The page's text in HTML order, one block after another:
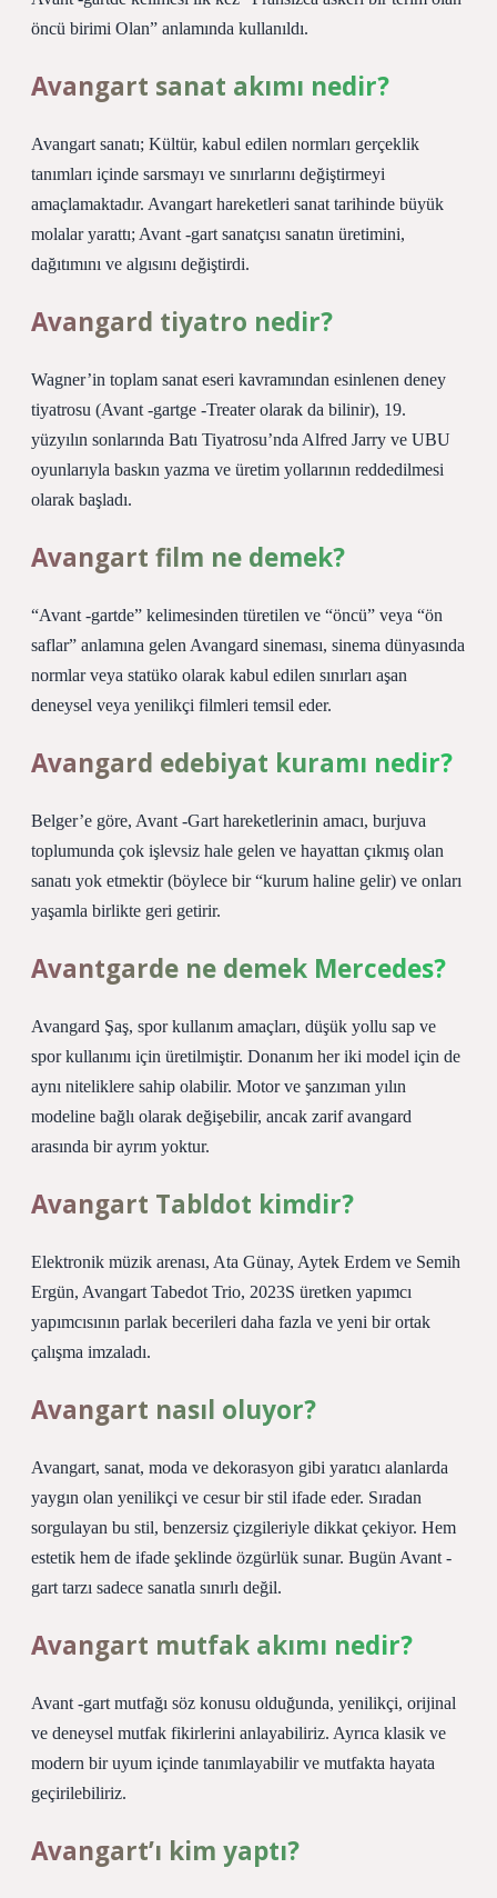
öncü birimi Olan” anlamında kullanıldı.
Avangart sanat akımı nedir?
Avangart sanatı; Kültür, kabul edilen normları gerçeklik
tanımları içinde sarsmayı ve sınırlarını değiştirmeyi
amaçlamaktadır. Avangart hareketleri sanat tarihinde büyük
molalar yarattı; Avant -gart sanatçısı sanatın üretimini,
dağıtımını ve algısını değiştirdi.
Avangard tiyatro nedir?
Wagner’in toplam sanat eseri kavramından esinlenen deney
tiyatrosu (Avant -gartge -Treater olarak da bilinir), 19.
yüzyılın sonlarında Batı Tiyatrosu’nda Alfred Jarry ve UBU
oyunlarıyla baskın yazma ve üretim yollarının reddedilmesi
olarak başladı.
Avangart film ne demek?
“Avant -gartde” kelimesinden türetilen ve “öncü” veya “ön
saflar” anlamına gelen Avangard sineması, sinema dünyasında
normlar veya statüko olarak kabul edilen sınırları aşan
deneysel veya yenilikçi filmleri temsil eder.
Avangard edebiyat kuramı nedir?
Belger’e göre, Avant -Gart hareketlerinin amacı, burjuva
toplumunda çok işlevsiz hale gelen ve hayattan çıkmış olan
sanatı yok etmektir (böylece bir “kurum haline gelir) ve onları
yaşamla birlikte geri getirir.
Avantgarde ne demek Mercedes?
Avangard Şaş, spor kullanım amaçları, düşük yollu sap ve
spor kullanımı için üretilmiştir. Donanım her iki model için de
aynı niteliklere sahip olabilir. Motor ve şanzıman yılın
modeline bağlı olarak değişebilir, ancak zarif avangard
arasında bir ayrım yoktur.
Avangart Tabldot kimdir?
Elektronik müzik arenası, Ata Günay, Aytek Erdem ve Semih
Ergün, Avangart Tabedot Trio, 2023S üretken yapımcı
yapımcısının parlak becerileri daha fazla ve yeni bir ortak
çalışma imzaladı.
Avangart nasıl oluyor?
Avangart, sanat, moda ve dekorasyon gibi yaratıcı alanlarda
yaygın olan yenilikçi ve cesur bir stil ifade eder. Sıradan
sorgulayan bu stil, benzersiz çizgileriyle dikkat çekiyor. Hem
estetik hem de ifade şeklinde özgürlük sunar. Bugün Avant -
gart tarzı sadece sanatla sınırlı değil.
Avangart mutfak akımı nedir?
Avant -gart mutfağı söz konusu olduğunda, yenilikçi, orijinal
ve deneysel mutfak fikirlerini anlayabiliriz. Ayrıca klasik ve
modern bir uyum içinde tanımlayabilir ve mutfakta hayata
geçirilebiliriz.
Avangart’ı kim yaptı?